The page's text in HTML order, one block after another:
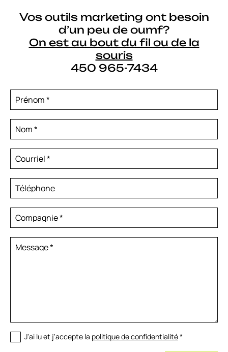
Vos outils marketing ont besoin
d’un peu de oumf?
On est au bout du fil ou de la
souris
450 965-7434
Prénom*
Nom*
Courriel*
Téléphone
Compagnie*
Message*
J'ai lu et j'accepte la politique de confidentialité*